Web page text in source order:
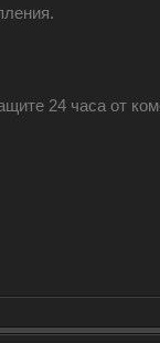
24 часа от